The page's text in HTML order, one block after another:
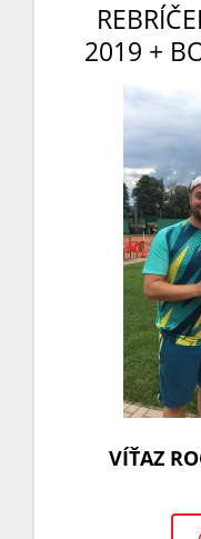
2019 +
VÍŤAZ